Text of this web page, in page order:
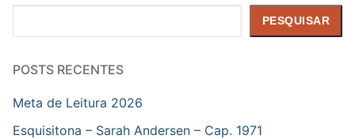
PESQUISAR
POSTS RECENTES
Meta de Leitura 2026
Esquisitona – Sarah Andersen – Cap. 1971